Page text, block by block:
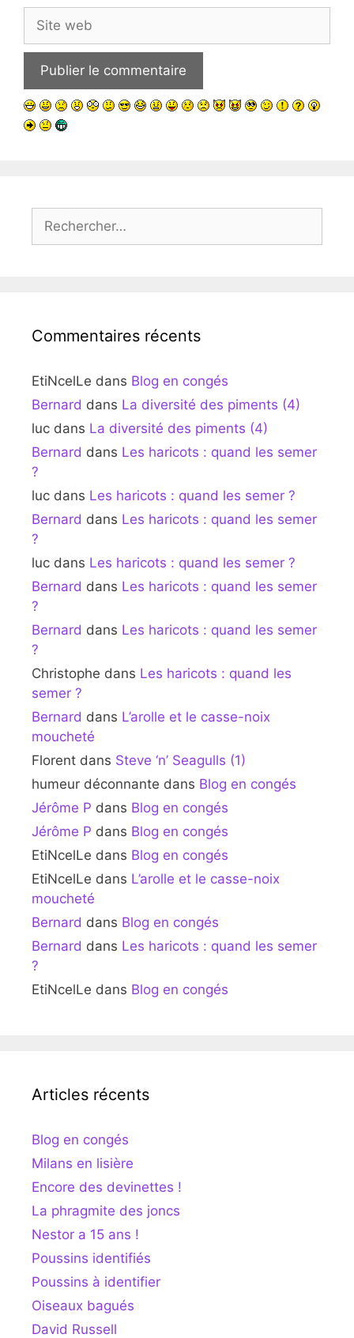
web
Commentaires récents
EtiNcelLe dans Blog en congés
Bernard dans La diversité des piments (4)
luc dans La diversité des piments (4)
Bernard dans Les haricots : quand les semer
?
luc dans Les haricots : quand les semer ?
Bernard dans Les haricots : quand les semer
?
luc dans Les haricots : quand les semer ?
Bernard dans Les haricots : quand les semer
?
Bernard dans Les haricots : quand les semer
?
Christophe dans Les haricots : quand les
semer ?
Bernard dans L’arolle et le casse-noix
moucheté
Florent dans Steve ‘n’ Seagulls (1)
humeur déconnante dans Blog en congés
Jérôme P dans Blog en congés
Jérôme P dans Blog en congés
EtiNcelLe dans Blog en congés
EtiNcelLe dans L’arolle et le casse-noix
moucheté
Bernard dans Blog en congés
Bernard dans Les haricots : quand les semer
?
EtiNcelLe dans Blog en congés
Articles récents
Blog en congés
Milans en lisière
Encore des devinettes !
La phragmite des joncs
Nestor a 15 ans !
Poussins identifiés
Poussins à identifier
Oiseaux bagués
David Russell